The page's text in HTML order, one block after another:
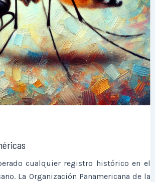
cualquier registro histórico en el
La Organización Panamericana de la